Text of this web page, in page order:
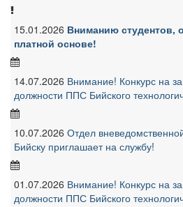
15.01.2026 Вниманию студентов,
платной основе!
14.07.2026 Внимание! Конкурс на
должности ППС Бийского
10.07.2026 Отдел
Бийску приглашает на службу!
01.07.2026 Внимание! Конкурс на
должности ППС Бийского